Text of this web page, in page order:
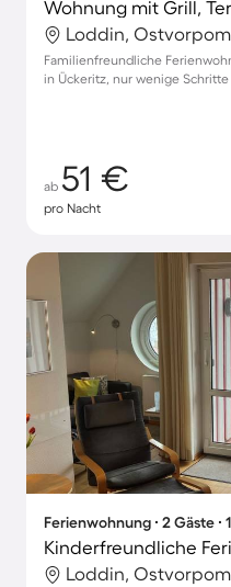
Wohnung mit Grill,
Loddin,
Familienfreundliche
in Ückeritz, nur wenige
ab 51 €
pro Nacht
Ferienwohnung ∙ 2 Gäste ∙
Loddin,